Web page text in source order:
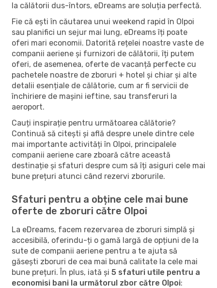
la călătorii dus-întors, eDreams are soluția perfectă.
Fie că ești în căutarea unui weekend rapid în Olpoi
sau planifici un sejur mai lung, eDreams îți poate
oferi mari economii. Datorită rețelei noastre vaste de
companii aeriene și furnizori de călătorii, îți putem
oferi, de asemenea, oferte de vacanță perfecte cu
pachetele noastre de zboruri + hotel și chiar și alte
detalii esențiale de călătorie, cum ar fi servicii de
închiriere de mașini ieftine, sau transferuri la
aeroport.
Cauți inspirație pentru următoarea călătorie?
Continuă să citești și află despre unele dintre cele
mai importante activități în Olpoi, principalele
companii aeriene care zboară către această
destinație și sfaturi despre cum să îți asiguri cele mai
bune prețuri atunci când rezervi zborurile.
Sfaturi pentru a obține cele mai bune
oferte de zboruri către Olpoi
La eDreams, facem rezervarea de zboruri simplă și
accesibilă, oferindu-ți o gamă largă de opțiuni de la
sute de companii aeriene pentru a te ajuta să
găsești zboruri de cea mai bună calitate la cele mai
bune prețuri. În plus, iată și 5 sfaturi utile pentru a
economisi bani la următorul zbor către Olpoi: